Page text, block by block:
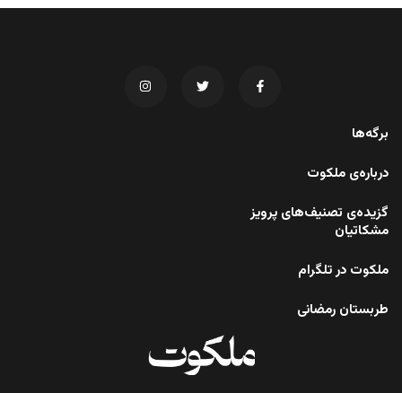
برگه‌ها
درباره‌ی ملکوت
گزیده‌ی تصنیف‌های پرویز
مشکاتیان
ملکوت در تلگرام
طربستان رمضانی